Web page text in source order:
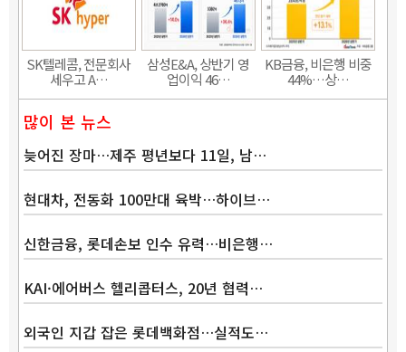
SK텔레콤, 전문회사
세우고 A…
삼성E&A, 상반기 영
업이익 46…
KB금융, 비은행 비중
44%…상…
많이 본 뉴스
늦어진 장마…제주 평년보다 11일, 남…
현대차, 전동화 100만대 육박…하이브…
신한금융, 롯데손보 인수 유력…비은행…
KAI·에어버스 헬리콥터스, 20년 협력…
외국인 지갑 잡은 롯데백화점…실적도…